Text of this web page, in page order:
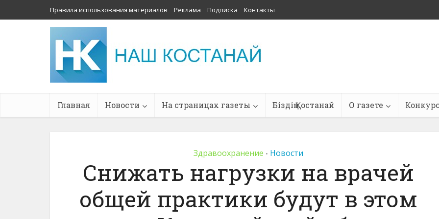
Правила использования материалов Реклама Подписка Контакты
Главная Новости На страницах газеты Біздің Қостанай О газете
Здравоохранение • Новости
Снижать нагрузки на врачей
общей практики будут в этом